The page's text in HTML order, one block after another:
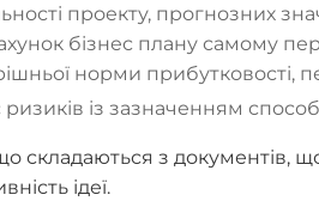
проекту, прогнозних
бізнес плану самому
норми прибутковості,
із зазначенням
складаються з документів,
ідеї.